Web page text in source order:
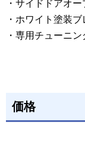
・サイドドアオ
・ホワイト塗装
・専用チューニ
価格